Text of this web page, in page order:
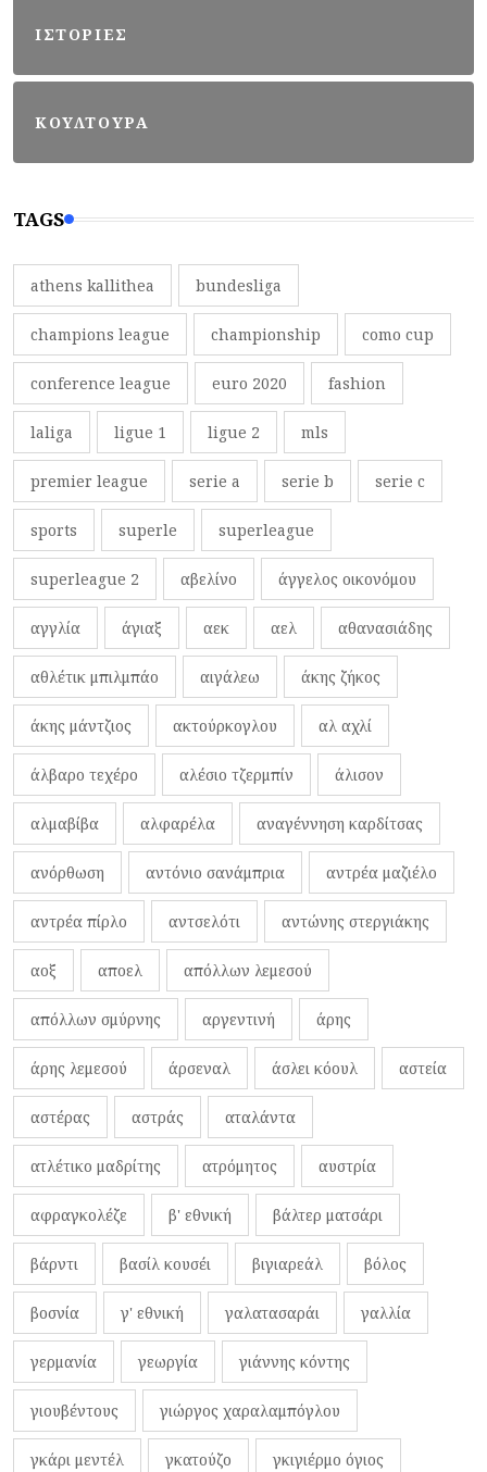
ΙΣΤΟΡΙΕΣ
ΚΟΥΛΤΟΥΡΑ
TAGS
athens kallithea bundesliga
champions league championship como cup
conference league euro 2020 fashion
laliga ligue 1 ligue 2 mls
premier league serie a serie b serie c
sports superle superleague
superleague 2 αβελίνο άγγελος οικονόμου
αγγλία άγιαξ αεκ αελ αθανασιάδης
αθλέτικ μπιλμπάο αιγάλεω άκης ζήκος
άκης μάντζιος ακτούρκογλου αλ αχλί
άλβαρο τεχέρο αλέσιο τζερμπίν άλισον
αλμαβίβα αλφαρέλα αναγέννηση καρδίτσας
ανόρθωση αντόνιο σανάμπρια αντρέα μαζιέλο
αντρέα πίρλο αντσελότι αντώνης στεργιάκης
αοξ αποελ απόλλων λεμεσού
απόλλων σμύρνης αργεντινή άρης
άρης λεμεσού άρσεναλ άσλει κόουλ αστεία
αστέρας αστράς αταλάντα
ατλέτικο μαδρίτης ατρόμητος αυστρία
αφραγκολέζε β' εθνική βάλτερ ματσάρι
βάρντι βασίλ κουσέι βιγιαρεάλ βόλος
βοσνία γ' εθνική γαλατασαράι γαλλία
γερμανία γεωργία γιάννης κόντης
γιουβέντους γιώργος χαραλαμπόγλου
γκάρι μεντέλ γκατούζο γκιγιέρμο όγιος